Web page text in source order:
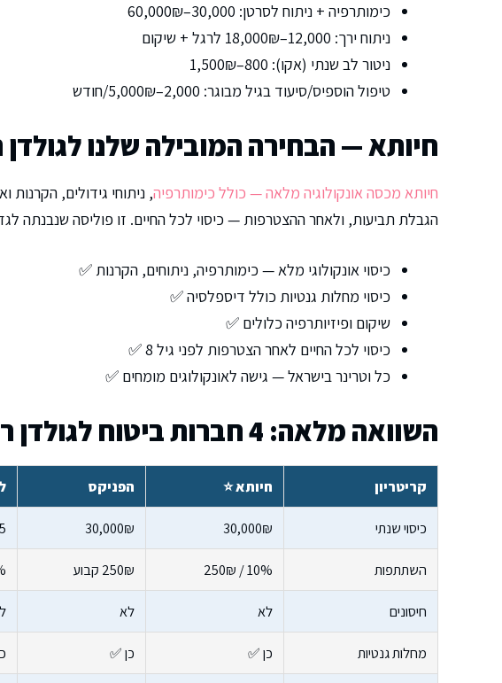
כימותרפיה + ניתוח לסרטן: 30,000–60,000₪
ניתוח ירך: 12,000–18,000₪ לרגל + שיקום
ניטור לב שנתי (אקו): 800–1,500₪
טיפול הוספיס/סיעוד בגיל מבוגר: 2,000–5,000₪/חודש
חיותא — הבחירה המובילה שלנו
חיותא מכסה אונקולוגיה מלאה — כולל כימותרפיה
הגבלת תביעות, ולאחר ההצטרפות — כיסוי לכל החיים. זו פוליסה שנבנתה
כיסוי אונקולוגי מלא — כימותרפיה, ניתוחים, הקרנות ✅
כיסוי מחלות גנטיות כולל דיספלסיה ✅
שיקום ופיזיותרפיה כלולים ✅
כיסוי לכל החיים לאחר הצטרפות לפני גיל 8 ✅
כל וטרינר בישראל — גישה לאונקולוגים מומחים ✅
השוואה מלאה: 4 חברות ביטוח לגולדן רטריבר
קריטריון חיותא ⭐ הפניקס
כיסוי שנתי 30,000₪
30,000₪
השתתפות 10% / 250₪ 250₪ קבוע
חיסונים לא לא
מחלות גנטיות כן ✅ כן ✅